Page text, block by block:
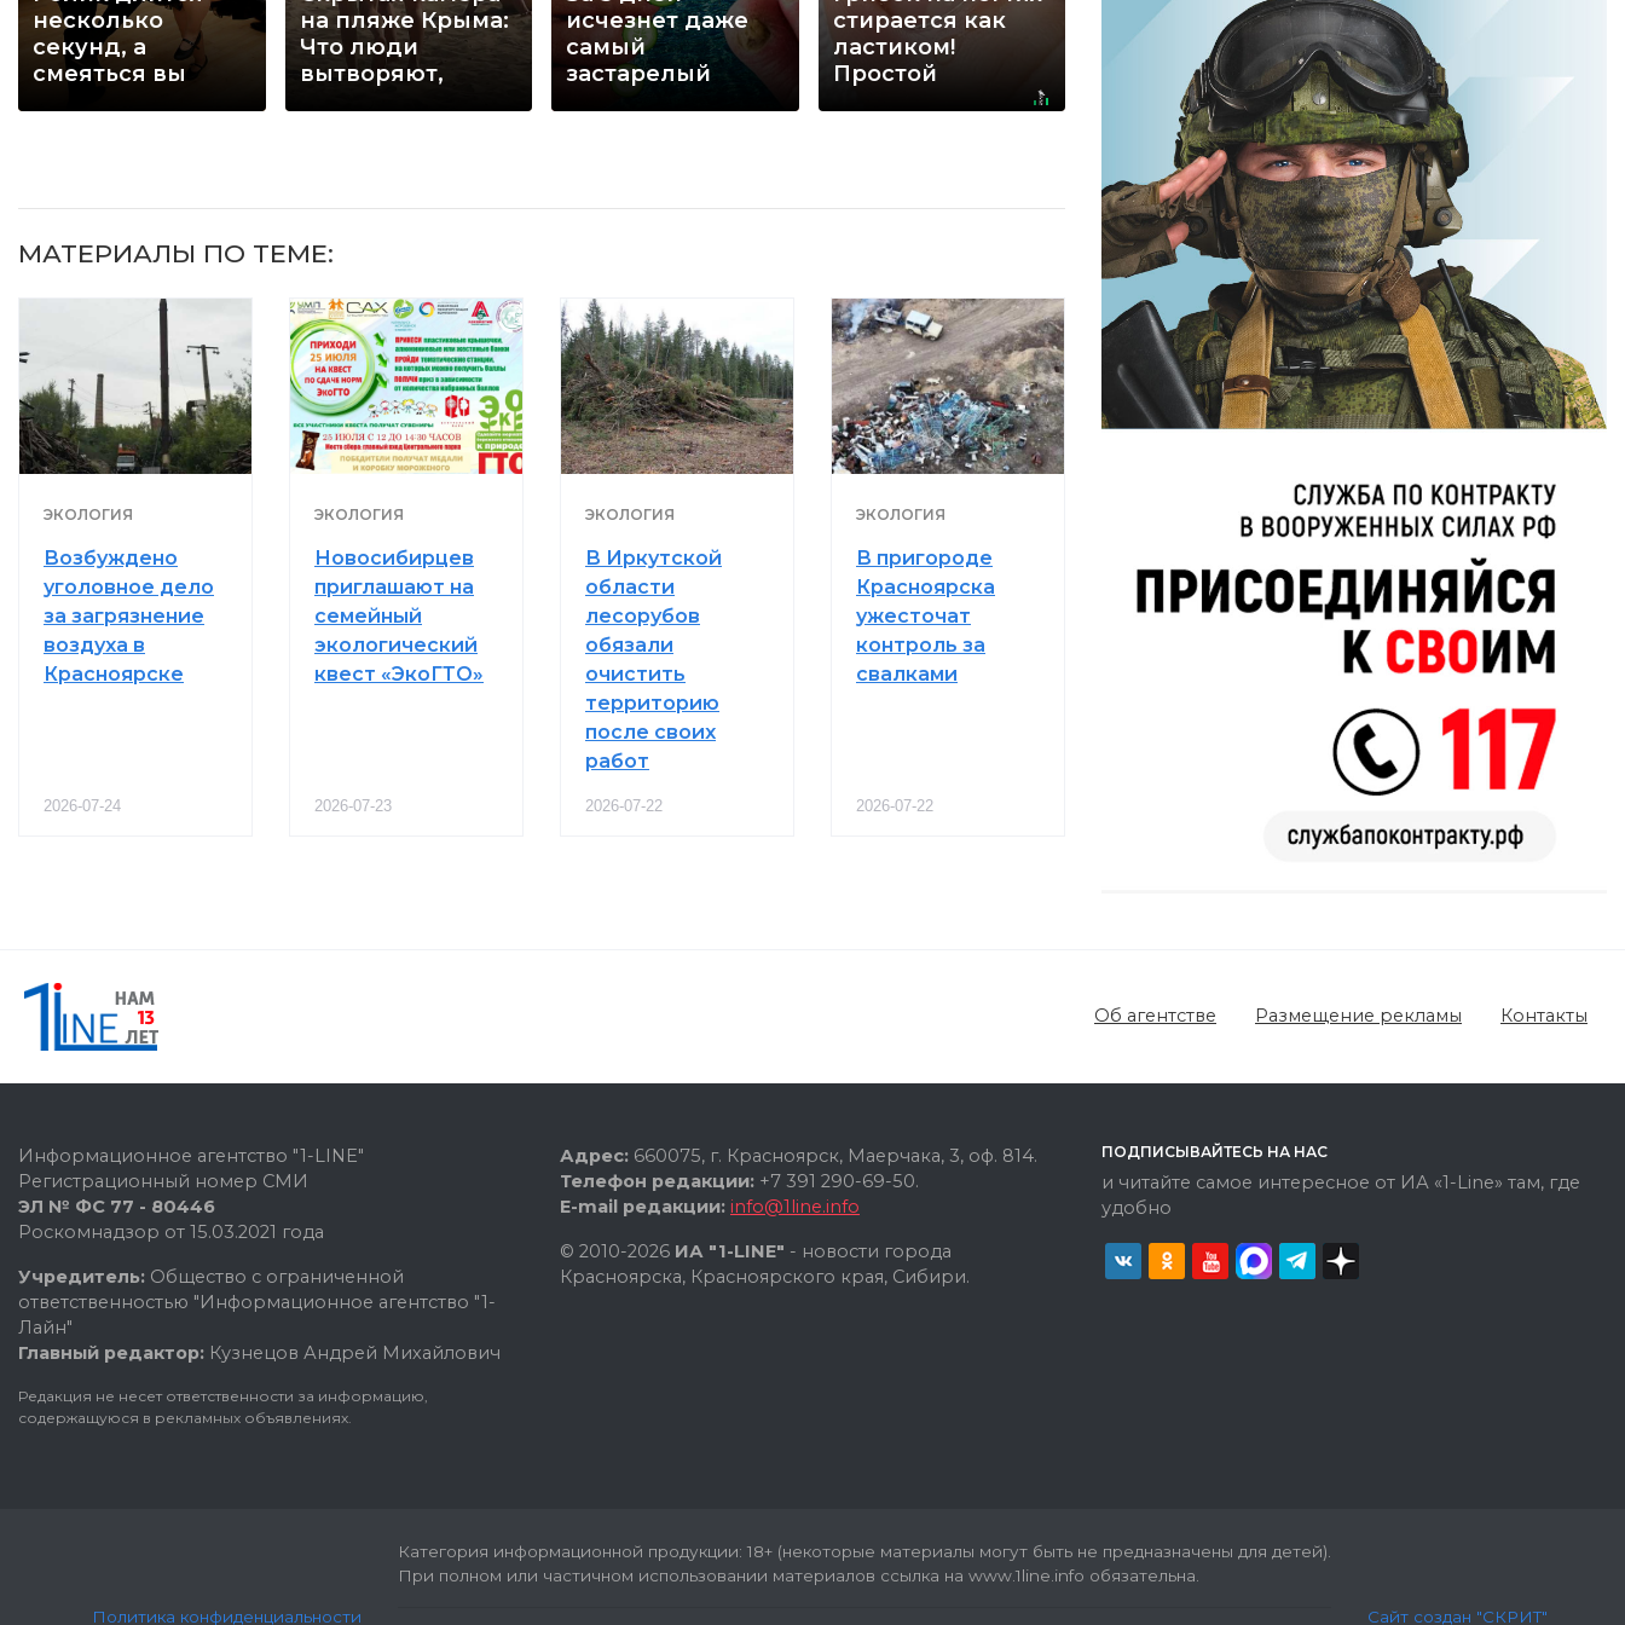
несколько
секунд, а
смеяться вы
на пляже Крыма:
Что люди
вытворяют,
исчезнет даже
самый
застарелый
стирается как
ластиком!
Простой
домашний метод
Ролик из Омска:
вы будете
смеяться долго
невесты оставит
вас без слов!
Пересмотрела 10
раз
МАТЕРИАЛЫ ПО ТЕМЕ:
ЭКОЛОГИЯ
Возбуждено
уголовное дело
за загрязнение
воздуха в
Красноярске
2026-07-24
ЭКОЛОГИЯ
Новосибирцев
приглашают на
семейный
экологический
квест «ЭкоГТО»
2026-07-23
ЭКОЛОГИЯ
В Иркутской
области
лесорубов
обязали
очистить
территорию
после своих
работ
2026-07-22
ЭКОЛОГИЯ
В пригороде
Красноярска
ужесточат
контроль за
свалками
2026-07-22
Об агентстве Размещение рекламы Контакты
Информационное агентство "1-LINE"
Регистрационный номер СМИ
ЭЛ № ФС 77 - 80446
Роскомнадзор от 15.03.2021 года
Учредитель: Общество с ограниченной
ответственностью "Информационное агентство "1-
Лайн"
Главный редактор: Кузнецов Андрей Михайлович
Редакция не несет ответственности за информацию,
содержащуюся в рекламных объявлениях.
Адрес: 660075, г. Красноярск, Маерчака, 3, оф. 814.
Телефон редакции: +7 391 290-69-50.
E-mail редакции: info@1line.info
© 2010-2026 ИА "1-LINE" - новости города
Красноярска, Красноярского края, Сибири.
ПОДПИСЫВАЙТЕСЬ НА НАС
и читайте самое интересное от ИА «1-Line» там, где
удобно
Политика конфиденциальности
Категория информационной продукции: 18+ (некоторые материалы могут быть не предназначены для детей).
При полном или частичном использовании материалов ссылка на www.1line.info обязательна.
Сайт создан "СКРИТ"